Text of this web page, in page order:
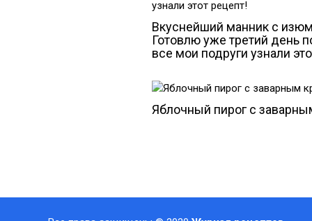
Вкуснейший манник с
Готовлю уже третий день
все мои подруги узнали
Яблочный пирог с